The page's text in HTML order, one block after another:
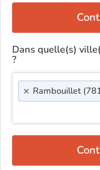
Dans quelle(s)
?
× Rambouillet